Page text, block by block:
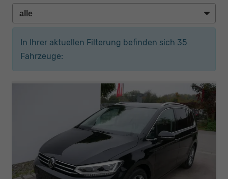
In Ihrer aktuellen Filterung befinden sich 35
Fahrzeuge: